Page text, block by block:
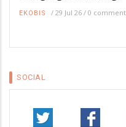
EKOBIS / 29 Jul 26 / 0
SOCIAL